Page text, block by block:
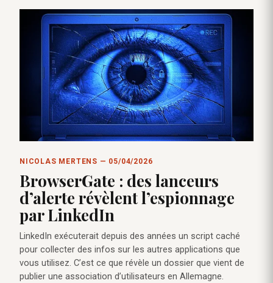
NICOLAS MERTENS — 05/04/2026
BrowserGate : des lanceurs
d’alerte révèlent l’espionnage
par LinkedIn
LinkedIn exécuterait depuis des années un script caché
pour collecter des infos sur les autres applications que
vous utilisez. C’est ce que révèle un dossier que vient de
publier une association d’utilisateurs en Allemagne.